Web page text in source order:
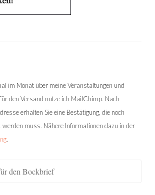
im Monat über meine Veranstaltungen und
den Versand nutze ich MailChimp. Nach
erhalten Sie eine Bestätigung, die noch
muss. Nähere Informationen dazu in der
.